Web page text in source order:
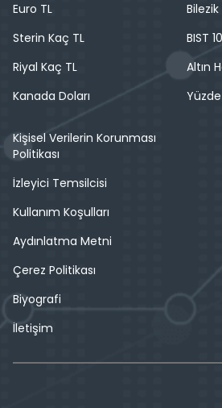
Euro TL
Sterin Kaç TL
Riyal Kaç TL
Kanada Doları
Bilezik
BIST
Altın
Kişisel Verilerin Korunması
Politikası
İzleyici Temsilcisi
Kullanım Koşulları
Aydınlatma Metni
Çerez Politikası
Biyografi
İletişim